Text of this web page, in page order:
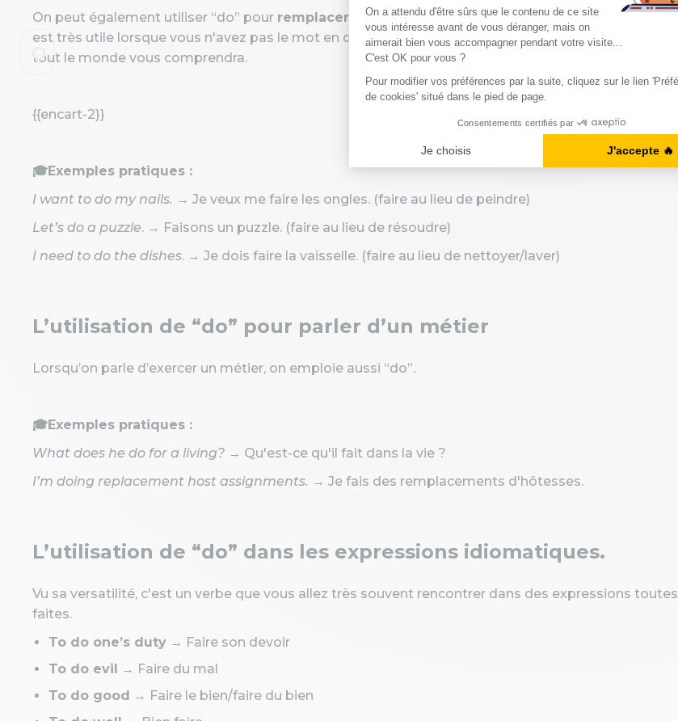
On peut également utiliser “do” pour remplacer des verbes qui sont évidents. Cette utilisation
est très utile lorsque vous n'avez pas le mot en question, vous pouvez simplement utiliser
tout le monde vous comprendra.
{{encart-2}}
🎓Exemples pratiques :
I want to do my nails. → Je veux me faire les ongles. (faire au lieu de peindre)
Let’s do a puzzle. → Faisons un puzzle. (faire au lieu de résoudre)
I need to do the dishes. → Je dois faire la vaisselle. (faire au lieu de nettoyer/laver)
L’utilisation de “do” pour parler d’un métier
Lorsqu’on parle d’exercer un métier, on emploie aussi “do”.
🎓Exemples pratiques :
What does he do for a living? → Qu'est-ce qu'il fait dans la vie ?
I’m doing replacement host assignments. → Je fais des remplacements d'hôtesses.
L’utilisation de “do” dans les expressions idiomatiques.
Vu sa versatilité, c'est un verbe que vous allez très souvent rencontrer dans des expressions toutes
faites.
To do one’s duty → Faire son devoir
To do evil → Faire du mal
To do good → Faire le bien/faire du bien